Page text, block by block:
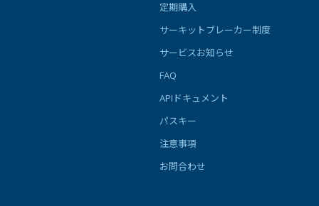
定期購入
サーキットブレーカー制度
サービスお知らせ
FAQ
APIドキュメント
パスキー
注意事項
お問合わせ